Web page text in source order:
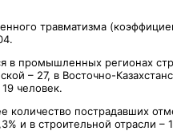
травматизма
в промышленных регионах
– 27, в Восточно-
человек.
количество пострадавших
и в строительной отрасли –